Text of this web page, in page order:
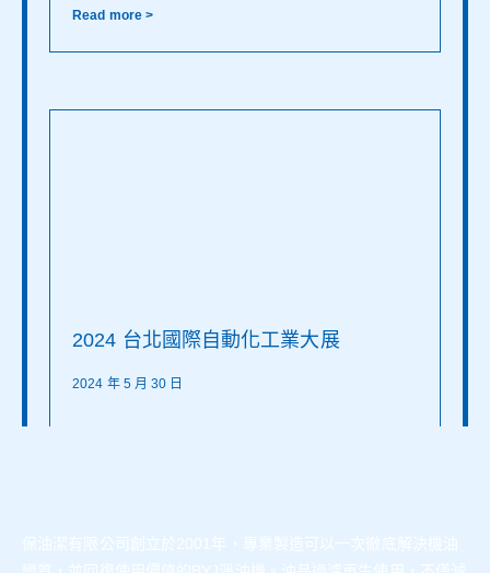
Read more >
2024 台北國際自動化工業大展
2024 年 5 月 30 日
保油潔有限公司創立於2001年，專業製造可以一次徹底解決機油